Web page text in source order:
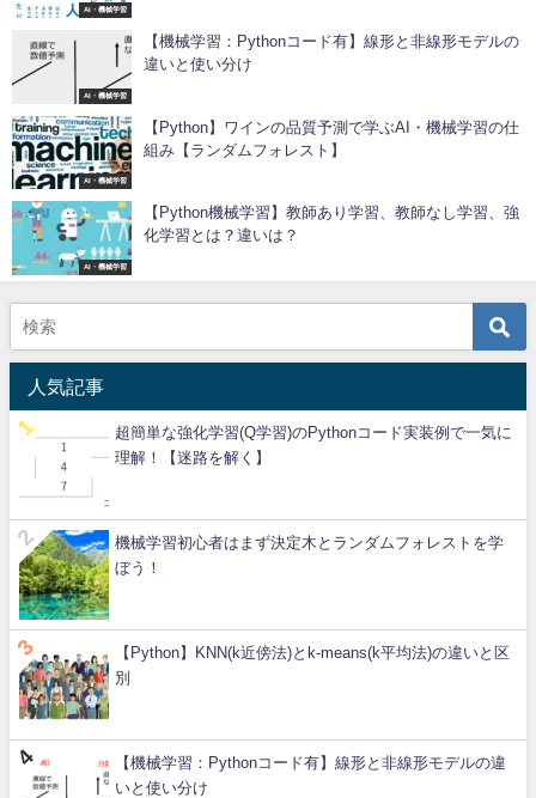
AI・機械学習
AI・機械学習
【機械学習：Pythonコード有】線形と非線形モデルの
違いと使い分け
AI・機械学習
【Python】ワインの品質予測で学ぶAI・機械学習の仕
組み【ランダムフォレスト】
AI・機械学習
【Python機械学習】教師あり学習、教師なし学習、強
化学習とは？違いは？
人気記事
超簡単な強化学習(Q学習)のPythonコード実装例で一気に
理解！【迷路を解く】
機械学習初心者はまず決定木とランダムフォレストを学
ぼう！
【Python】KNN(k近傍法)とk-means(k平均法)の違いと区
別
【機械学習：Pythonコード有】線形と非線形モデルの違
いと使い分け